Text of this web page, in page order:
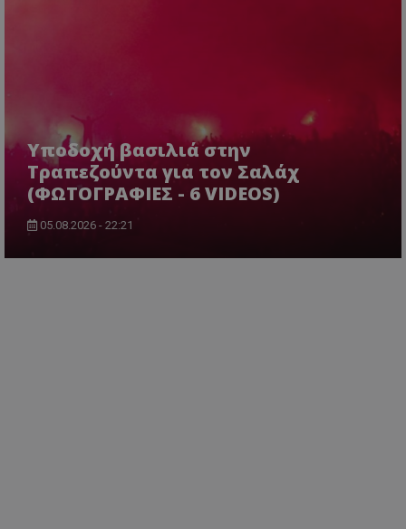
Υποδοχή βασιλιά στην
Τραπεζούντα για τον Σαλάχ
(ΦΩΤΟΓΡΑΦΙΕΣ - 6 VIDEOS)
05.08.2026 - 22:21